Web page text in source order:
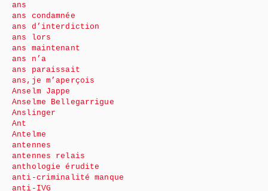
ans
ans condamnée
ans d’interdiction
ans lors
ans maintenant
ans n’a
ans paraissait
ans,je m’aperçois
Anselm Jappe
Anselme Bellegarrigue
Anslinger
Ant
Antelme
antennes
antennes relais
anthologie érudite
anti-criminalité manque
anti-IVG